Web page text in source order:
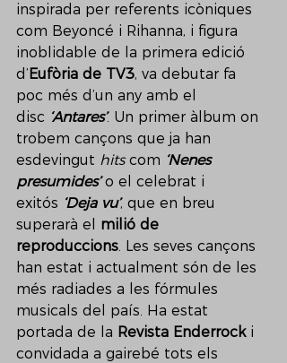
inspirada per referents icòniques
com Beyoncé i Rihanna, i figura
inoblidable de la primera edició
d’Eufòria de TV3, va debutar fa
poc més d’un any amb el
disc ‘Antares’. Un primer àlbum on
trobem cançons que ja han
esdevingut hits com ‘Nenes
presumides’ o el celebrat i
exitós ‘Deja vu’, que en breu
superarà el milió de
reproduccions. Les seves cançons
han estat i actualment són de les
més radiades a les fórmules
musicals del país. Ha estat
portada de la Revista Enderrock i
convidada a gairebé tots els